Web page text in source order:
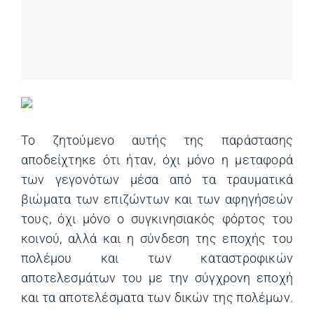
Το ζητούμενο αυτής της παράστασης
αποδείχτηκε ότι ήταν, όχι μόνο η μεταφορά
των γεγονότων μέσα από τα τραυματικά
βιώματα των επιζώντων και των αφηγήσεών
τους, όχι μόνο ο συγκινησιακός φόρτος του
κοινού, αλλά και η σύνδεση της εποχής του
πολέμου και των καταστροφικών
αποτελεσμάτων του με την σύγχρονη εποχή
και τα αποτελέσματα των δικών της πολέμων.